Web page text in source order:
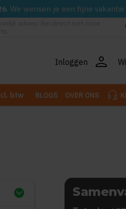
. We wensen je een fijne vakantie
Inloggen person
btw BLOGS OVER ONS headset_mic